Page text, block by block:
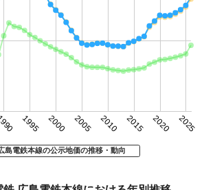
1995 2000 2005 2010 2015 2020 2025
島電鉄本線の公示地価の推移・動向